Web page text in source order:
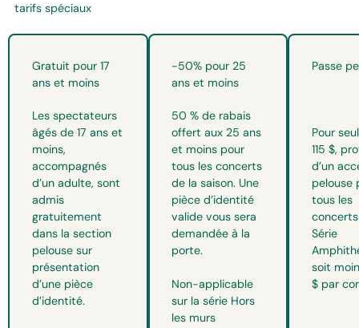
tarifs spéciaux
Gratuit pour 17
ans et moins
Les spectateurs
âgés de 17 ans et
moins,
accompagnés
d’un adulte, sont
admis
gratuitement
dans la section
pelouse sur
présentation
d’une pièce
d’identité.
-50% pour 25
ans et moins
50 % de rabais
offert aux 25 ans
et moins pour
tous les concerts
de la saison. Une
pièce d’identité
valide vous sera
demandée à la
porte.
Non-applicable
sur la série Hors
les murs
Passe
Pour
115 $,
d’un
pelouse
tous les
Série
soit
$ par